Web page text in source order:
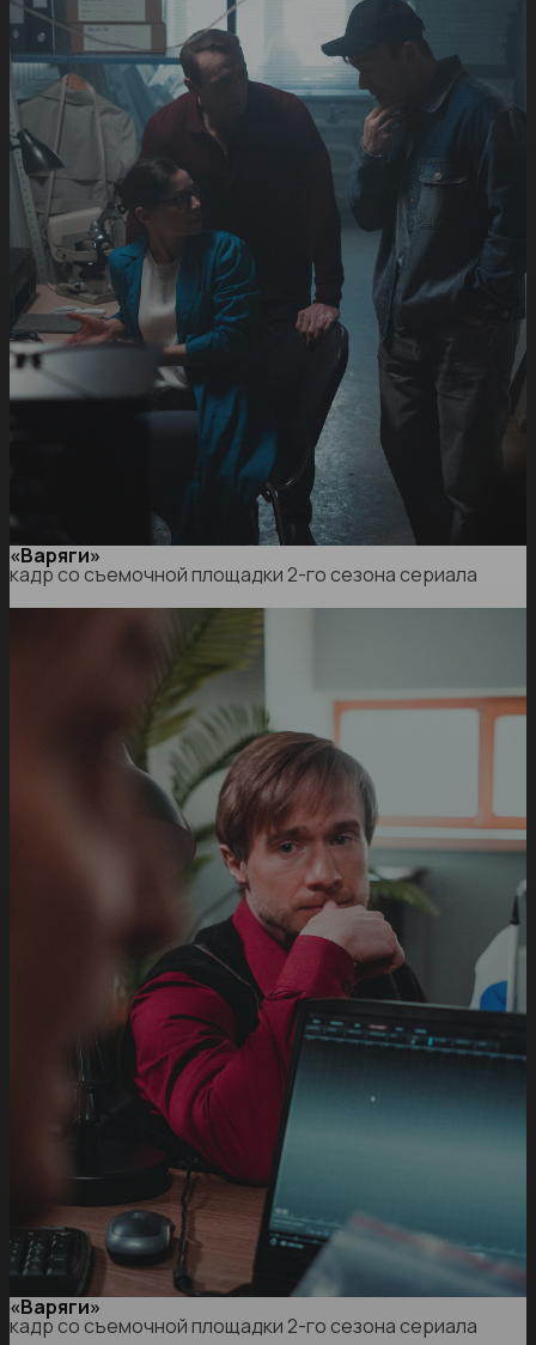
«Варяги»
кадр со съемочной площадки 2-го сезона сериала
«Варяги»
кадр со съемочной площадки 2-го сезона сериала